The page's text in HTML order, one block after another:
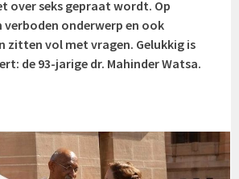
over seks gepraat wordt. Op
verboden onderwerp en ook
zitten vol met vragen. Gelukkig is
de 93-jarige dr. Mahinder Watsa.